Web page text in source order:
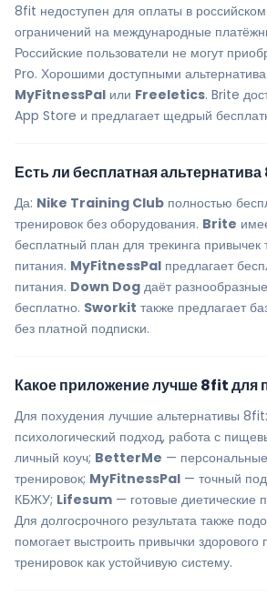
8fit недоступен для оплаты в
ограничений на международные
Российские пользователи не могут
Pro. Хорошими доступными
MyFitnessPal или Freeletics. Brite
App Store и предлагает щедрый
Есть ли бесплатная
Да: Nike Training Club полностью
тренировок без оборудования. Brite
бесплатный план для трекинга привычек
питания. MyFitnessPal предлагает
питания. Down Dog даёт
бесплатно. Sworkit также предлагает
без платной подписки.
Какое приложение лучше 8fit для
Для похудения лучшие альтернативы 8fit:
психологический подход, работа с
личный коуч; BetterMe —
тренировок; MyFitnessPal — точный
КБЖУ; Lifesum — готовые диетические
Для долгосрочного результата также
помогает выстроить привычки здорового
тренировок как устойчивую систему.